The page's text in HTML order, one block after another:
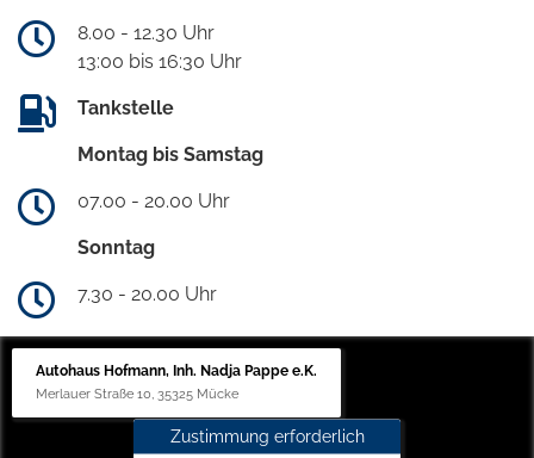
8.00 - 12.30 Uhr
13:00 bis 16:30 Uhr
Tankstelle
Montag bis Samstag
07.00 - 20.00 Uhr
Sonntag
7.30 - 20.00 Uhr
Autohaus Hofmann, Inh. Nadja Pappe e.K.
Merlauer Straße 10, 35325 Mücke
Zustimmung erforderlich